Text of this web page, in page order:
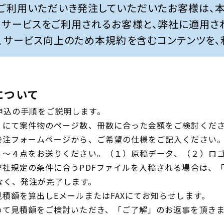
利用いただいき発注していただいたお客様は、
ービスをご利用されるお客様と、弊社に適用さ
サービス向上のため本規約を含むコンテンツを
いて
の手順をご説明します。
て案件物のページ数、冊数に合った金額をご検討くださ
フォームページから、ご希望の仕様をご記入ください。
４点をお送りください。（１）原稿データ、（２）ロ
規定の条件に合うPDFファイルを入稿される場合は
、発注が完了します。
額を算出しEメールまたはFAXにてお知らせします。
見積額をご検討いただき、「ご了解」のお返事を頂きま